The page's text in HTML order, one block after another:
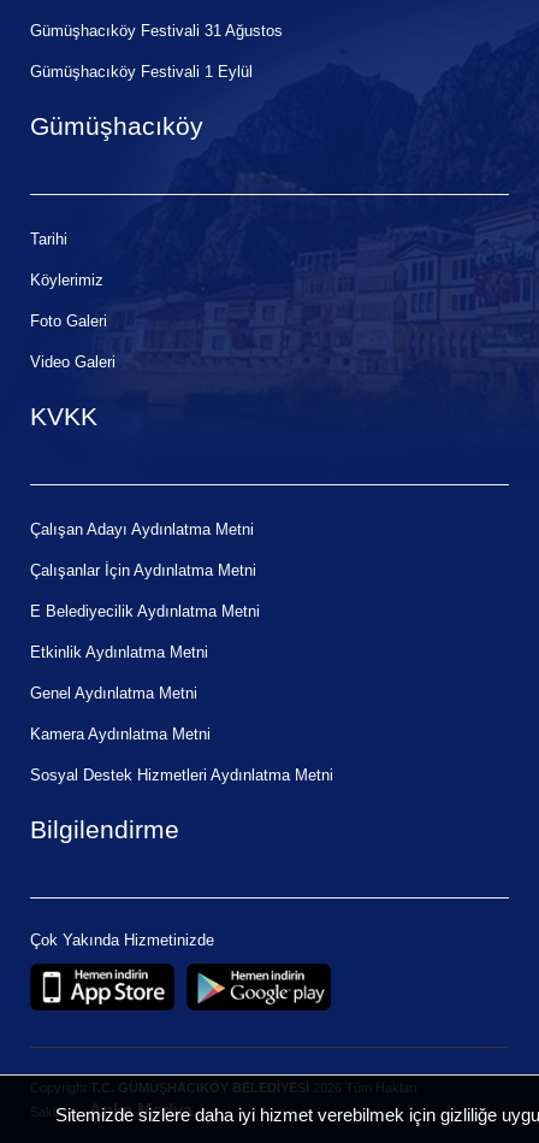
Gümüşhacıköy Festivali 31 Ağustos
Gümüşhacıköy Festivali 1 Eylül
Gümüşhacıköy
Tarihi
Köylerimiz
Foto Galeri
Video Galeri
KVKK
Çalışan Adayı Aydınlatma Metni
Çalışanlar İçin Aydınlatma Metni
E Belediyecilik Aydınlatma Metni
Etkinlik Aydınlatma Metni
Genel Aydınlatma Metni
Kamera Aydınlatma Metni
Sosyal Destek Hizmetleri Aydınlatma Metni
Bilgilendirme
Çok Yakında Hizmetinizde
Copyright T.C. GÜMÜŞHACIKÖY BELEDİYESİ 2026 Tüm Hakları
Saklıdır.
Anka Medya
Sitemizde sizlere daha iyi hizmet verebilmek için gizliliğe